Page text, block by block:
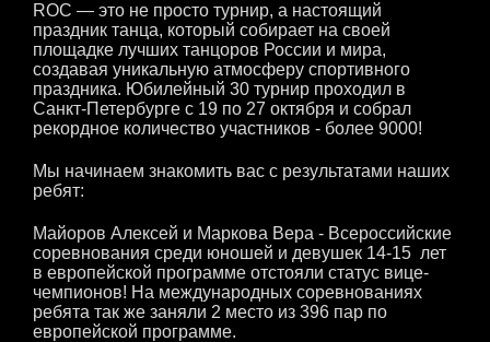
ROC — это не просто турнир, а настоящий
праздник танца, который собирает на своей
площадке лучших танцоров России и мира,
создавая уникальную атмосферу спортивного
праздника. Юбилейный 30 турнир проходил в
Санкт-Петербурге с 19 по 27 октября и собрал
рекордное количество участников - более 9000!
Мы начинаем знакомить вас с результатами наших
ребят:
Майоров Алексей и Маркова Вера - Всероссийские
соревнования среди юношей и девушек 14-15 лет
в европейской программе отстояли статус вице-
чемпионов! На международных соревнованиях
ребята так же заняли 2 место из 396 пар по
европейской программе.